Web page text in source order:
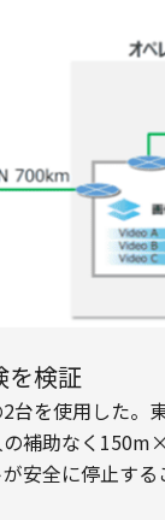
を検証
台を使用した。
補助なく
安全に停止す